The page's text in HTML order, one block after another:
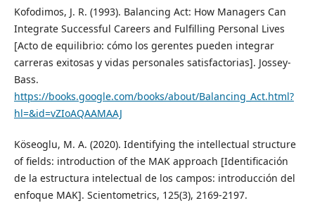
Kofodimos, J. R. (1993). Balancing Act: How Managers Can
Integrate Successful Careers and Fulfilling Personal Lives
[Acto de equilibrio: cómo los gerentes pueden integrar
carreras exitosas y vidas personales satisfactorias]. Jossey-
Bass.
https://books.google.com/books/about/Balancing_Act.html?
hl=&id=vZIoAQAAMAAJ
Köseoglu, M. A. (2020). Identifying the intellectual structure
of fields: introduction of the MAK approach [Identificación
de la estructura intelectual de los campos: introducción del
enfoque MAK]. Scientometrics, 125(3), 2169-2197.